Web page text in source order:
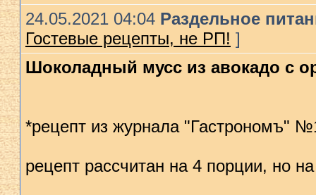
24.05.2021 04:04 Раздельное
Гостевые рецепты, не РП! ]
Шоколадный мусс из авокадо с
*рецепт из журнала "Гастрономъ"
рецепт рассчитан на 4 порции, но